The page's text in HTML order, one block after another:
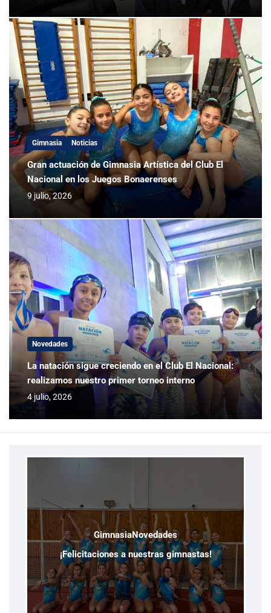
Gimnasia Noticias
Gran actuación de Gimnasia Artística del Club El
Nacional en los Juegos Bonaerenses
9 julio, 2026
Novedades
La natación sigue creciendo en el Club El Nacional:
realizamos nuestro primer torneo interno
4 julio, 2026
GimnasiaNovedades
¡Felicitaciones a nuestras gimnastas!